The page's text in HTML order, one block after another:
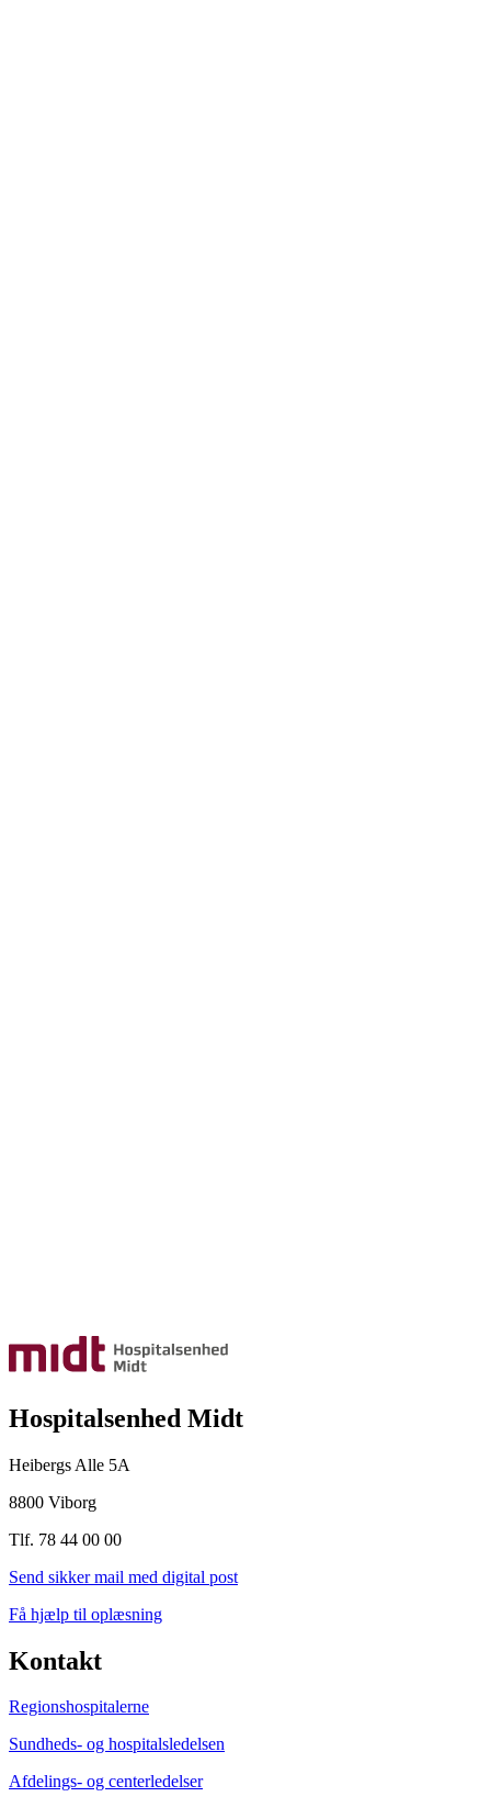
Hospitalsenhed Midt
Heibergs Alle 5A
8800 Viborg
Tlf. 78 44 00 00
Send sikker mail med digital post
Få hjælp til oplæsning
Kontakt
Regionshospitalerne
Sundheds- og hospitalsledelsen
Afdelings- og centerledelser